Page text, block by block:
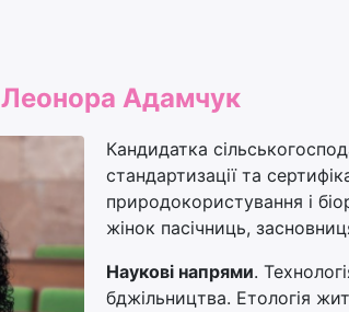
Леонора Адамчук
Кандидатка
стандартизації та
природокористування і
жінок пасічниць,
Наукові напрями.
бджільництва. Етологія